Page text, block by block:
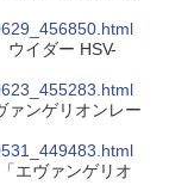
ウイダー HSV-
ァンゲリオンレー
エヴァンゲリオ